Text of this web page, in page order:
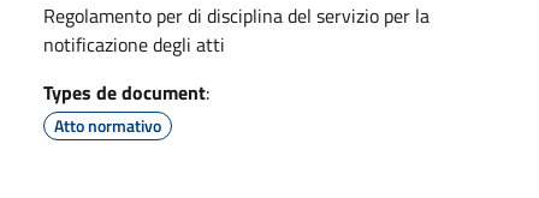
Regolamento per di disciplina del servizio per la
notificazione degli atti
Types de document:
Atto normativo